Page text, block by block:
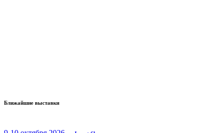
Ближайшие выставки